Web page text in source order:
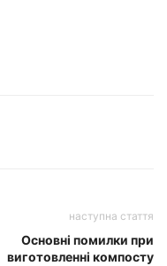
наступна стаття
Основні помилки при
виготовленні компосту